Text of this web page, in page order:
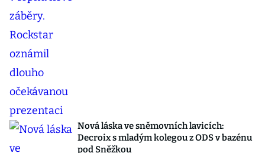
Nová láska ve sněmovních lavicích:
Decroix s mladým kolegou z ODS v bazénu
pod Sněžkou